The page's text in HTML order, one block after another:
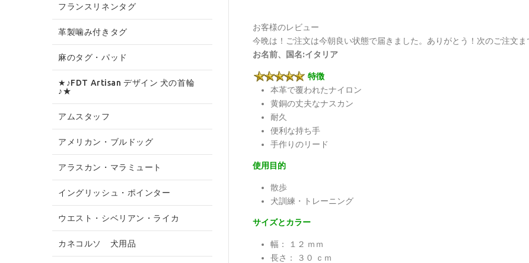
お客様のレビュー
今晩は！ご注文は今朝良い状態で届きました。ありがとう！次のご注文ま
お名前、国名:イタリア
特徴
本革で覆われたナイロン
黄銅の丈夫なナスカン
耐久
便利な持ち手
手作りのリード
使用目的
散歩
犬訓練・トレーニング
サイズとカラー
幅： １２ ｍｍ
長さ： ３０ ｃｍ
フランスリネンタグ
革製噛み付きタグ
麻のタグ・パッド
★♪FDT Artisan デザイン 犬の首輪
♪★
アムスタッフ
アメリカン・ブルドッグ
アラスカン・マラミュート
イングリッシュ・ポインター
ウエスト・シベリアン・ライカ
カネコルソ 犬用品